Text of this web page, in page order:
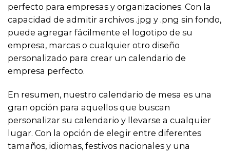
perfecto para empresas y organizaciones. Con la
capacidad de admitir archivos .jpg y .png sin fondo,
puede agregar fácilmente el logotipo de su
empresa, marcas o cualquier otro diseño
personalizado para crear un calendario de
empresa perfecto.
En resumen, nuestro calendario de mesa es una
gran opción para aquellos que buscan
personalizar su calendario y llevarse a cualquier
lugar. Con la opción de elegir entre diferentes
tamaños, idiomas, festivos nacionales y una